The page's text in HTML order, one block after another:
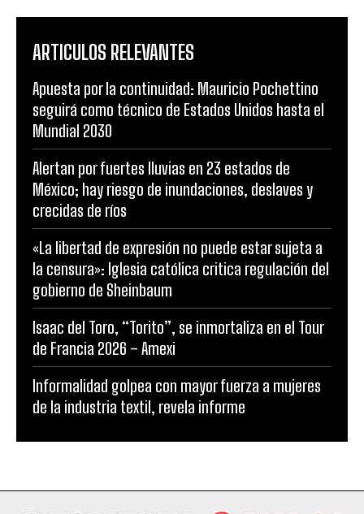
ARTICULOS RELEVANTES
Apuesta por la continuidad: Mauricio Pochettino
seguirá como técnico de Estados Unidos hasta el
Mundial 2030
Alertan por fuertes lluvias en 23 estados de
México; hay riesgo de inundaciones, deslaves y
crecidas de ríos
«La libertad de expresión no puede estar sujeta a
la censura»: Iglesia católica critica regulación del
gobierno de Sheinbaum
Isaac del Toro, “Torito”, se inmortaliza en el Tour
de Francia 2026 – Amexi
Informalidad golpea con mayor fuerza a mujeres
de la industria textil, revela informe